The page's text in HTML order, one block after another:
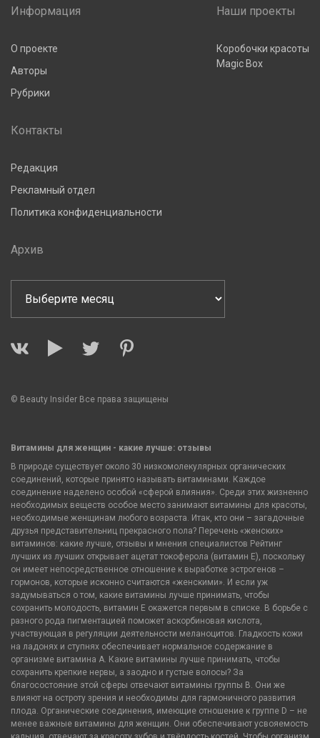
Информация
О проекте
Авторы
Рубрики
Наши проекты
Коробочки красоты
Magic Box
Контакты
Редакция
Рекламный отдел
Политика конфиденциальности
Архив
© Beauty Insider Все права защищены
Витамины для женщин - какие лучше: отзывы
В природе существует около 30 низкомолекулярных органических
соединений, которые принято называть витаминами. Каждое
соединение наделено особой «сферой влияния». Среди этих жизненно
необходимых веществ особое место занимают витамины для красоты,
необходимые женщинам любого возраста. Итак, кто они – загадочные
друзья представительниц прекрасного пола? Перечень «женских»
витаминов: какие лучше, отзывы и мнения специалистов Рейтинг
лучших из лучших открывает ацетат токоферола (витамин Е), поскольку
он имеет непосредственное отношение к выработке эстрогенов –
гормонов, которые исконно считаются «женскими». И если уж
задумываться о том, какие витамины лучше принимать, чтобы
сохранить молодость, витамин Е окажется первым в списке. В борьбе с
разного рода пигментацией поможет аскорбиновая кислота,
участвующая в регуляции деятельности меланоцитов. Гладкость кожи
на ладонях и ступнях обеспечивает нормальное содержание в
организме витамина А. Какие витамины лучше принимать, чтобы
сохранить крепкие нервы, а заодно и густые волосы? За
благосостояние этой сферы отвечают витамины группы В. Они же
влияют на остроту зрения и необходимы для гармоничного развития
плода. Органические соединения, имеющие отношение к группе D – не
менее важные витамины для женщин. Они обеспечивают усвояемость